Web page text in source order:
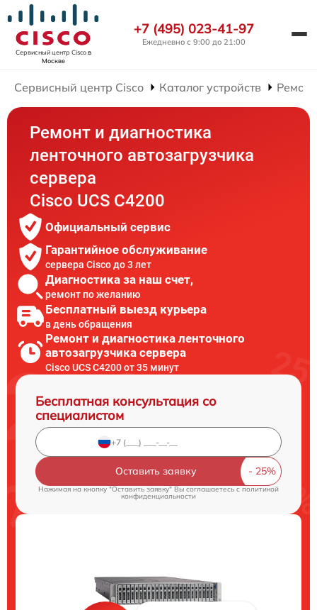
Сервисный центр Ciscoв
Москве
+7 (495) 023-41-97
Ежедневно с 9:00 до 21:00
Сервисный центр Cisco Каталог устройств
Ремонт и диагностика
ленточного автозагрузчика
сервера
Cisco UCS C4200
Официальный сервис
Гарантийное обслуживание
сервера Cisco до 3 лет
Диагностика за наш счет,
ремонт по желанию
Бесплатный выезд курьера
в день обращения
Ремонт и диагностика ленточного
автозагрузчика сервера
Cisco UCS C4200 от 35 минут
Бесплатная консультация со
специалистом
Оставить заявку
Нажимая на кнопку "Оставить заявку" Вы соглашаетесь cполитикой
конфиденциальности